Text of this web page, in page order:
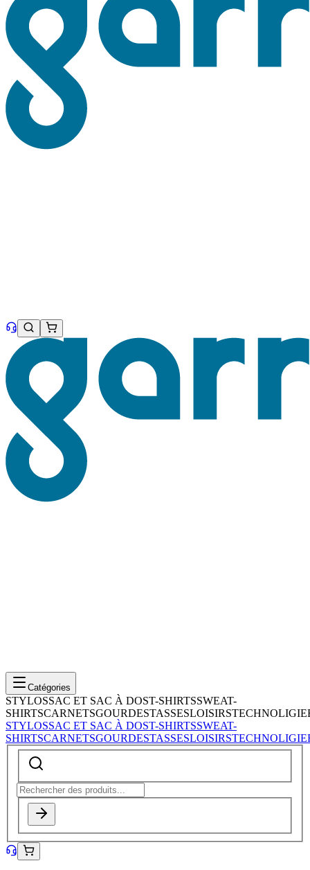
Catégories
STYLOSSAC ET SAC À DOST-SHIRTSSWEAT-
SHIRTSCARNETSGOURDESTASSESLOISIRSTECHNOLIGIE
STYLOSSAC ET SAC À DOST-SHIRTSSWEAT-
SHIRTSCARNETSGOURDESTASSESLOISIRSTECHNOLIGIE